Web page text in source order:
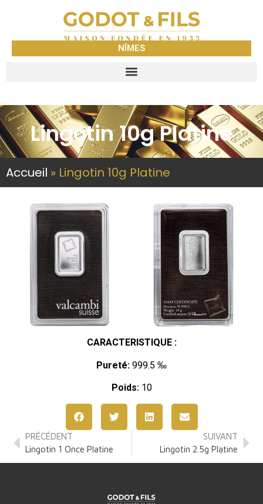
NÎMES
Lingotin 10g Platine
Accueil » Lingotin 10g Platine
CARACTERISTIQUE :
Pureté: 999.5 ‰
Poids:10
PRÉCÉDENT
Lingotin 1 Once Platine
SUIVANT
Lingotin 2.5g Platine